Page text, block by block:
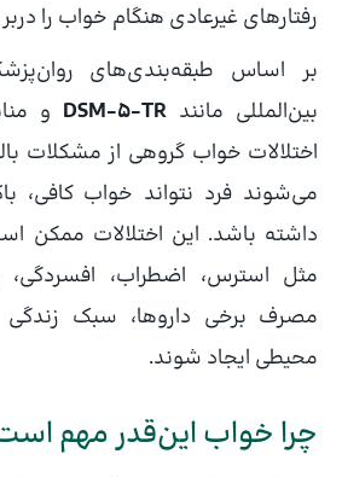
رفتارهای غیرعادی هنگام خواب را دربر
بر اساس طبقه‌بندی‌های
بین‌المللی مانند DSM-5-TR و
اختلالات خواب گروهی از مشکلات
می‌شوند فرد نتواند خواب کافی،
داشته باشد. این اختلالات ممکن
مثل استرس، اضطراب،
مصرف برخی داروها، سبک زندگی
محیطی ایجاد شوند.
چرا خواب این‌قدر مهم